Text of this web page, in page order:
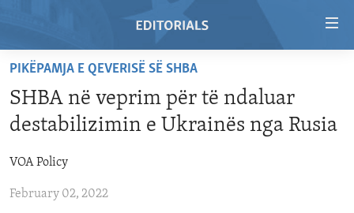
Skip
main
content
to
Navigation
VIDEO
REGIONS
AFRICA
TOPICS
PIKËPAMJA E QEVERISË SË SHBA
SHBA në veprim për të ndaluar
destabilizimin e Ukrainës nga Rusia
VOA Policy
February 02, 2022